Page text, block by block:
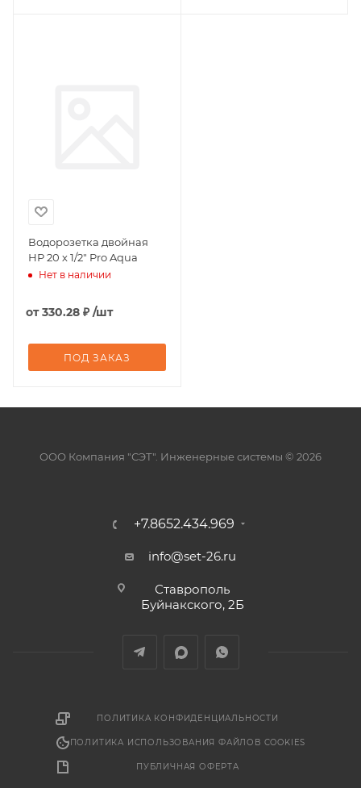
Водорозетка двойная
НР 20 х 1/2" Pro Aqua
Нет в наличии
от330.28 ₽ /шт
ПОД ЗАКАЗ
ООО Компания "СЭТ". Инженерные системы © 2026
+7.8652.434.969
info@set-26.ru
Ставрополь
Буйнакского, 2Б
ПОЛИТИКА КОНФИДЕНЦИАЛЬНОСТИ
ПОЛИТИКА ИСПОЛЬЗОВАНИЯ ФАЙЛОВ COOKIES
ПУБЛИЧНАЯ ОФЕРТА